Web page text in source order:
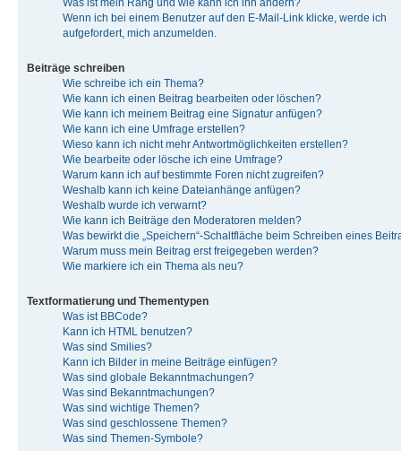
Was ist mein Rang und wie kann ich ihn ändern?
Wenn ich bei einem Benutzer auf den E-Mail-Link klicke, werde ich
aufgefordert, mich anzumelden.
Beiträge schreiben
Wie schreibe ich ein Thema?
Wie kann ich einen Beitrag bearbeiten oder löschen?
Wie kann ich meinem Beitrag eine Signatur anfügen?
Wie kann ich eine Umfrage erstellen?
Wieso kann ich nicht mehr Antwortmöglichkeiten erstellen?
Wie bearbeite oder lösche ich eine Umfrage?
Warum kann ich auf bestimmte Foren nicht zugreifen?
Weshalb kann ich keine Dateianhänge anfügen?
Weshalb wurde ich verwarnt?
Wie kann ich Beiträge den Moderatoren melden?
Was bewirkt die „Speichern“-Schaltfläche beim Schreiben eines
Warum muss mein Beitrag erst freigegeben werden?
Wie markiere ich ein Thema als neu?
Textformatierung und Thementypen
Was ist BBCode?
Kann ich HTML benutzen?
Was sind Smilies?
Kann ich Bilder in meine Beiträge einfügen?
Was sind globale Bekanntmachungen?
Was sind Bekanntmachungen?
Was sind wichtige Themen?
Was sind geschlossene Themen?
Was sind Themen-Symbole?